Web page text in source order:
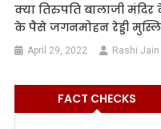
क्या तिरुपति बालाजी
के पैसे जगनमोहन रेड्डी
April 29, 2022 Rashi Jain
FACT CHECKS